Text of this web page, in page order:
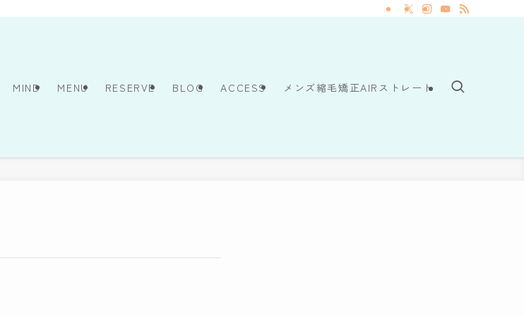
MIND MENU RESERVE BLOG ACCESS メンズ縮毛矯正AIRストレート